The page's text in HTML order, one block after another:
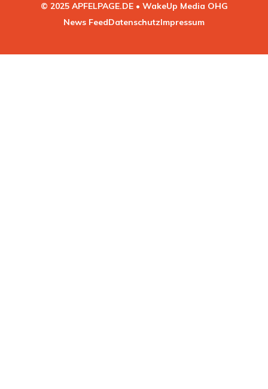
© 2025 APFELPAGE.DE • WakeUp Media OHG
News FeedDatenschutzImpressum